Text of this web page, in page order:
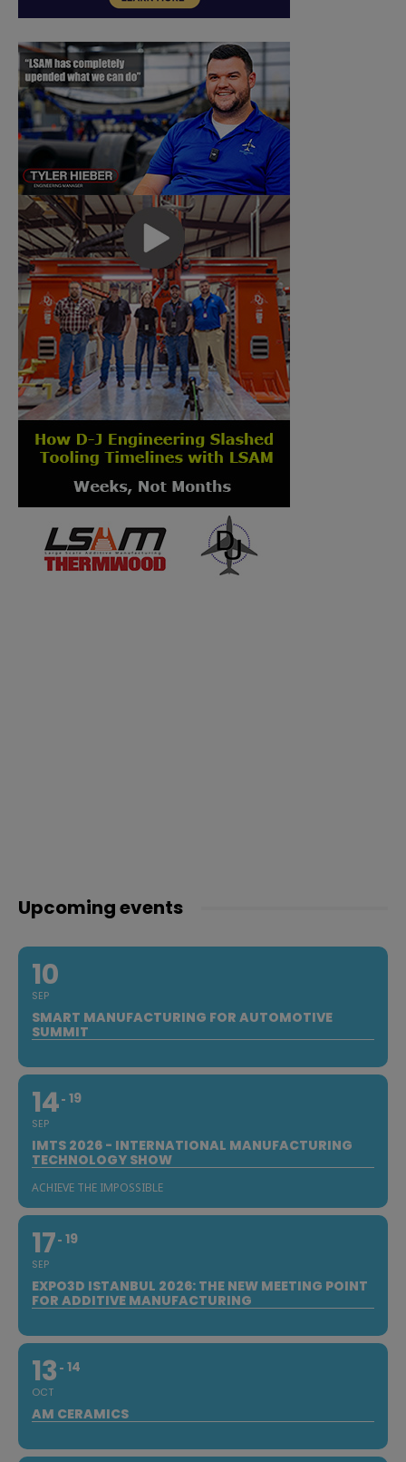
Upcoming events
10
SEP
SMART MANUFACTURING FOR AUTOMOTIVE
SUMMIT
14
SEP
19
IMTS 2026 - INTERNATIONAL MANUFACTURING
TECHNOLOGY SHOW
ACHIEVE THE IMPOSSIBLE
17
SEP
19
EXPO3D ISTANBUL 2026: THE NEW MEETING POINT
FOR ADDITIVE MANUFACTURING
13
OCT
14
AM CERAMICS